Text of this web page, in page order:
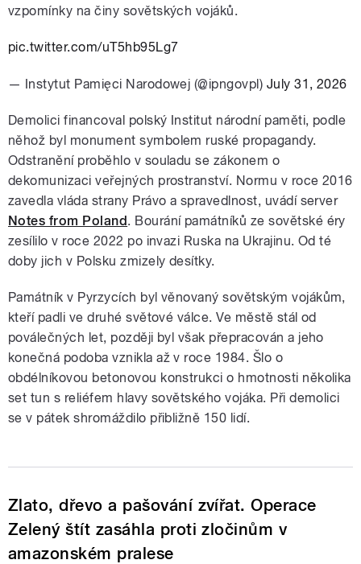
vzpomínky na činy sovětských vojáků.
pic.twitter.com/uT5hb95Lg7
— Instytut Pamięci Narodowej (@ipngovpl) July 31, 2026
Demolici financoval polský Institut národní paměti, podle
něhož byl monument symbolem ruské propagandy.
Odstranění proběhlo v souladu se zákonem o
dekomunizaci veřejných prostranství. Normu v roce 2016
zavedla vláda strany Právo a spravedlnost, uvádí server
Notes from Poland. Bourání památníků ze sovětské éry
zesílilo v roce 2022 po invazi Ruska na Ukrajinu. Od té
doby jich v Polsku zmizely desítky.
Památník v Pyrzycích byl věnovaný sovětským vojákům,
kteří padli ve druhé světové válce. Ve městě stál od
poválečných let, později byl však přepracován a jeho
konečná podoba vznikla až v roce 1984. Šlo o
obdélníkovou betonovou konstrukci o hmotnosti několika
set tun s reliéfem hlavy sovětského vojáka. Při demolici
se v pátek shromáždilo přibližně 150 lidí.
Zlato, dřevo a pašování zvířat. Operace
Zelený štít zasáhla proti zločinům v
amazonském pralese